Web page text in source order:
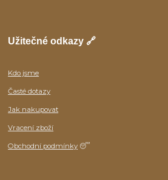
Užitečné odkazy 🔗
Kdo jsme
Časté dotazy
Jak nakupovat
Vracení zboží
Obchodní podmínky 😴